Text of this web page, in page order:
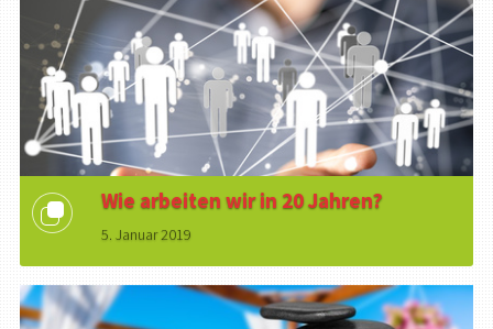
Wie arbeiten wir in 20 Jahren?
5. Januar 2019